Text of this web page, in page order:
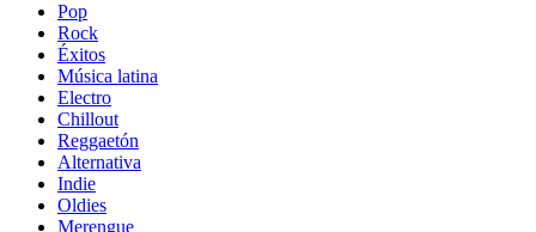
Pop
Rock
Éxitos
Música latina
Electro
Chillout
Reggaetón
Alternativa
Indie
Oldies
Merengue